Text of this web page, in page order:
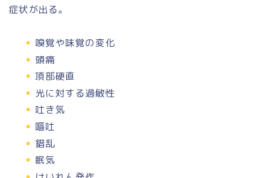
症状が出る。
嗅覚や味覚の変化
頭痛
頂部硬直
光に対する過敏性
吐き気
嘔吐
錯乱
眠気